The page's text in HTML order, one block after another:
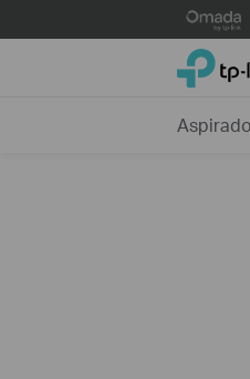
to
TP-Link,